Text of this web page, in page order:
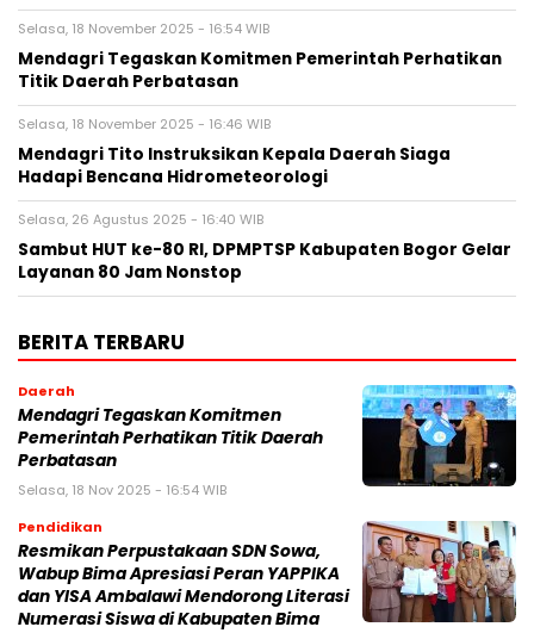
Selasa, 18 November 2025 - 16:54 WIB
Mendagri Tegaskan Komitmen Pemerintah Perhatikan
Titik Daerah Perbatasan
Selasa, 18 November 2025 - 16:46 WIB
Mendagri Tito Instruksikan Kepala Daerah Siaga
Hadapi Bencana Hidrometeorologi
Selasa, 26 Agustus 2025 - 16:40 WIB
Sambut HUT ke-80 RI, DPMPTSP Kabupaten Bogor Gelar
Layanan 80 Jam Nonstop
BERITA TERBARU
Daerah
Mendagri Tegaskan Komitmen
Pemerintah Perhatikan Titik Daerah
Perbatasan
Selasa, 18 Nov 2025 - 16:54 WIB
Pendidikan
Resmikan Perpustakaan SDN Sowa,
Wabup Bima Apresiasi Peran YAPPIKA
dan YISA Ambalawi Mendorong Literasi
Numerasi Siswa di Kabupaten Bima